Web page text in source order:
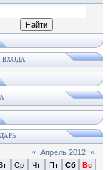
ВХОДА
« Апрель 2012 »
Ср Чт Пт Сб
Вс